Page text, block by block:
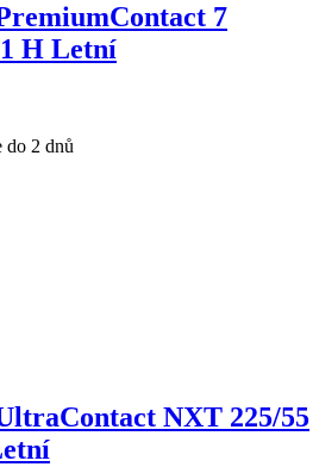
7
H Letní
do 2 dnů
NXT 225/55